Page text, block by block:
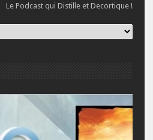
Le Podcast qui Distille et Decortique !